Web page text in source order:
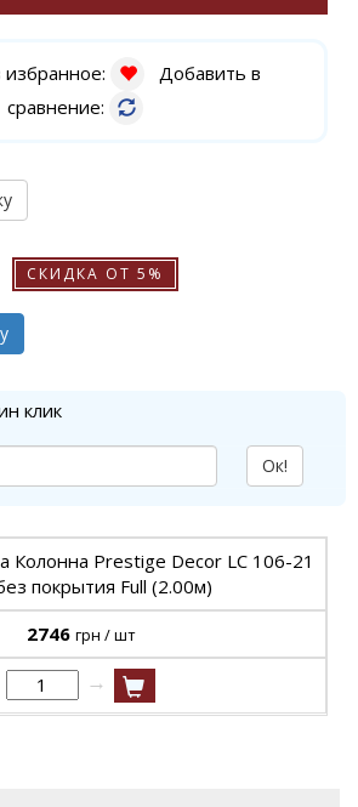
Добавить в
сравнение:
СКИДКА ОТ 5%
клик
Ок!
Колонна Prestige Decor LC 106-21
покрытия Full (2.00м)
2746 грн / шт
→